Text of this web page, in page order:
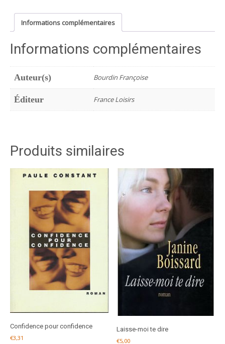
Informations complémentaires
Informations complémentaires
Auteur(s) Bourdin Françoise
Éditeur France Loisirs
Produits similaires
Confidence pour confidence
€3,31
Laisse-moi te dire
€5,00